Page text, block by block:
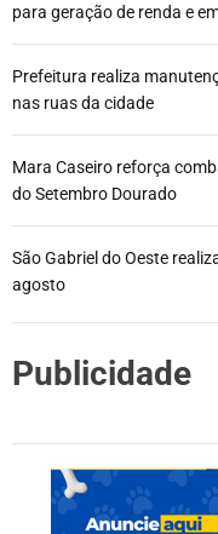
para geração de renda e
Prefeitura realiza
nas ruas da cidade
Mara Caseiro reforça
do Setembro Dourado
São Gabriel do Oeste
agosto
Publicidade